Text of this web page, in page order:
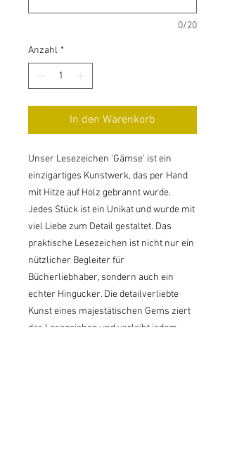
0/20
Anzahl *
In den Warenkorb
Unser Lesezeichen 'Gämse' ist ein
einzigartiges Kunstwerk, das per Hand
mit Hitze auf Holz gebrannt wurde.
Jedes Stück ist ein Unikat und wurde mit
viel Liebe zum Detail gestaltet. Das
praktische Lesezeichen ist nicht nur ein
nützlicher Begleiter für
Bücherliebhaber, sondern auch ein
echter Hingucker. Die detailverliebte
Kunst eines majestätischen Gems ziert
das Lesezeichen und verleiht jedem